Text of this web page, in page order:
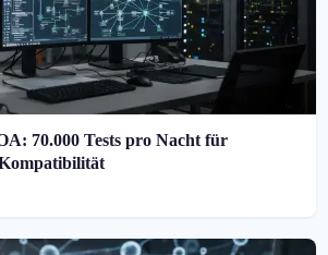
70.000 Tests pro Nacht für